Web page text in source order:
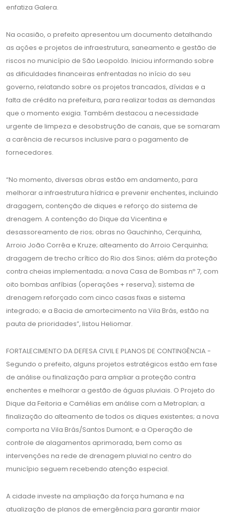
enfatiza Galera.
Na ocasião, o prefeito apresentou um documento detalhando
as ações e projetos de infraestrutura, saneamento e gestão de
riscos no município de São Leopoldo. Iniciou informando sobre
as dificuldades financeiras enfrentadas no início do seu
governo, relatando sobre os projetos trancados, dívidas e a
falta de crédito na prefeitura, para realizar todas as demandas
que o momento exigia. Também destacou a necessidade
urgente de limpeza e desobstrução de canais, que se somaram
a carência de recursos inclusive para o pagamento de
fornecedores.
“No momento, diversas obras estão em andamento, para
melhorar a infraestrutura hídrica e prevenir enchentes, incluindo
dragagem, contenção de diques e reforço do sistema de
drenagem. A contenção do Dique da Vicentina e
desassoreamento de rios; obras no Gauchinho, Cerquinha,
Arroio João Corrêa e Kruze; alteamento do Arroio Cerquinha;
dragagem de trecho crítico do Rio dos Sinos; além da proteção
contra cheias implementada; a nova Casa de Bombas nº 7, com
oito bombas anfíbias (operações + reserva); sistema de
drenagem reforçado com cinco casas fixas e sistema
integrado; e a Bacia de amortecimento na Vila Brás, estão na
pauta de prioridades”, listou Heliomar.
FORTALECIMENTO DA DEFESA CIVIL E PLANOS DE CONTINGÊNCIA -
Segundo o prefeito, alguns projetos estratégicos estão em fase
de análise ou finalização para ampliar a proteção contra
enchentes e melhorar a gestão de águas pluviais. O Projeto do
Dique da Feitoria e Camélias em análise com a Metroplan; a
finalização do alteamento de todos os diques existentes; a nova
comporta na Vila Brás/Santos Dumont; e a Operação de
controle de alagamentos aprimorada, bem como as
intervenções na rede de drenagem pluvial no centro do
município seguem recebendo atenção especial.
A cidade investe na ampliação da força humana e na
atualização de planos de emergência para garantir maior